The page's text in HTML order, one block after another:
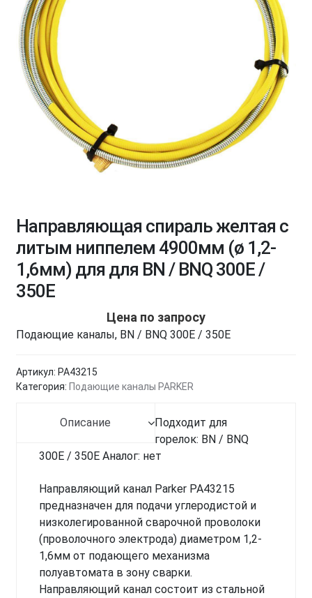
Направляющая спираль желтая с
литым ниппелем 4900мм (ø 1,2-
1,6мм) для для BN / BNQ 300E /
350E
Цена по запросу
Подающие каналы, BN / BNQ 300E / 350E
Артикул: PA43215
Категория: Подающие каналы PARKER
Описание
Подходит для
горелок: BN / BNQ
300E / 350E Аналог: нет
Направляющий канал Parker PA43215
предназначен для подачи углеродистой и
низколегированной сварочной проволоки
(проволочного электрода) диаметром 1,2-
1,6мм от подающего механизма
полуавтомата в зону сварки.
Направляющий канал состоит из стальной